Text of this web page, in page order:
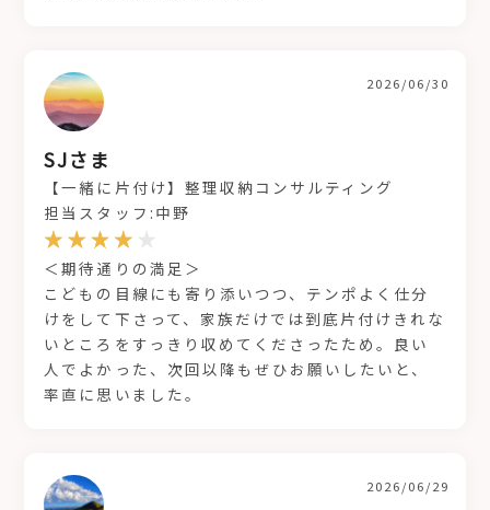
SJさま
2026/06/30
【一緒に片付け】整理収納コンサルティング
担当スタッフ:中野
＜期待通りの満足＞
こどもの目線にも寄り添いつつ、テンポよく仕分
けをして下さって、家族だけでは到底片付けきれな
いところをすっきり収めてくださったため。良い
人でよかった、次回以降もぜひお願いしたいと、
率直に思いました。
2026/06/29